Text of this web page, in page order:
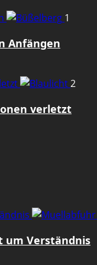
1
Anfängen
2
verletzt
um Verständnis